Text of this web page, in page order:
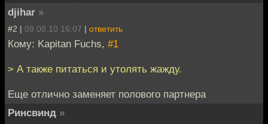
djihar »
#2 | 09.08.10 16:07 | ответить
Кому: Kapitan Fuchs, #1
> А также питаться и утолять жажду.
Еще отлично заменяет полового партнера
Ринсвинд »